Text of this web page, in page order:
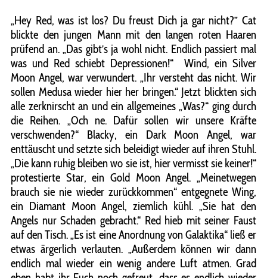
„Hey Red, was ist los? Du freust Dich ja gar nicht?” Cat
blickte den jungen Mann mit den langen roten Haaren
prüfend an. „Das gibt’s ja wohl nicht. Endlich passiert mal
was und Red schiebt Depressionen!“ Wind, ein Silver
Moon Angel, war verwundert. „Ihr versteht das nicht. Wir
sollen Medusa wieder hier her bringen.“ Jetzt blickten sich
alle zerknirscht an und ein allgemeines „Was?“ ging durch
die Reihen. „Och ne. Dafür sollen wir unsere Kräfte
verschwenden?“ Blacky, ein Dark Moon Angel, war
enttäuscht und setzte sich beleidigt wieder auf ihren Stuhl.
„Die kann ruhig bleiben wo sie ist, hier vermisst sie keiner!“
protestierte Star, ein Gold Moon Angel. „Meinetwegen
brauch sie nie wieder zurückkommen“ entgegnete Wing,
ein Diamant Moon Angel, ziemlich kühl. „Sie hat den
Angels nur Schaden gebracht.“ Red hieb mit seiner Faust
auf den Tisch. „Es ist eine Anordnung von Galaktika“ ließ er
etwas ärgerlich verlauten. „Außerdem können wir dann
endlich mal wieder ein wenig andere Luft atmen. Grad